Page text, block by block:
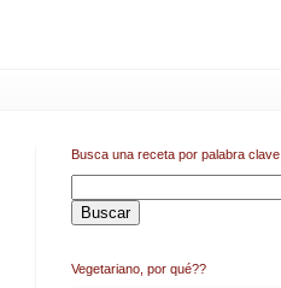
Busca una receta por palabra clave
Vegetariano, por qué??